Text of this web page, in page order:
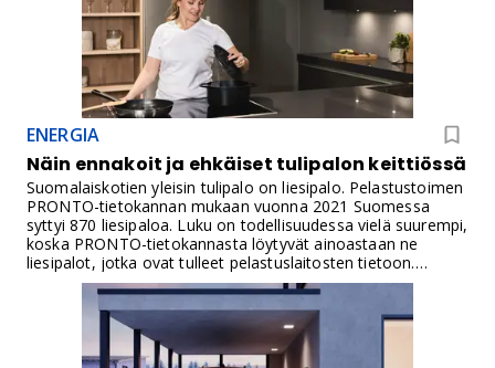
ENERGIA
Näin ennakoit ja ehkäiset tulipalon keittiössä
Suomalaiskotien yleisin tulipalo on liesipalo. Pelastustoimen
PRONTO-tietokannan mukaan vuonna 2021 Suomessa
syttyi 870 liesipaloa. Luku on todellisuudessa vielä suurempi,
koska PRONTO-tietokannasta löytyvät ainoastaan ne
liesipalot, jotka ovat tulleet pelastuslaitosten tietoon.
Näiden ilmoitettujen liesipalomäärien päälle voi laskea vielä
ne palot, jotka asukas on itse saanut sammutettua.
Esimerkiksi Yhdysvalloissa määrän on arvioitu olevan peräti
27 raportoimatonta paloa yhtä raportoitua kohden.